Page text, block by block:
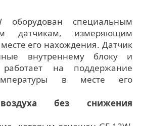
оборудован специальным
датчикам, измеряющим
его нахождения. Датчик
внутреннему блоку и
работает на поддержание
в месте его
без снижения